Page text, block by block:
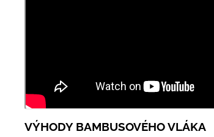
VÝHODY BAMBUSOVÉHO VLÁKA